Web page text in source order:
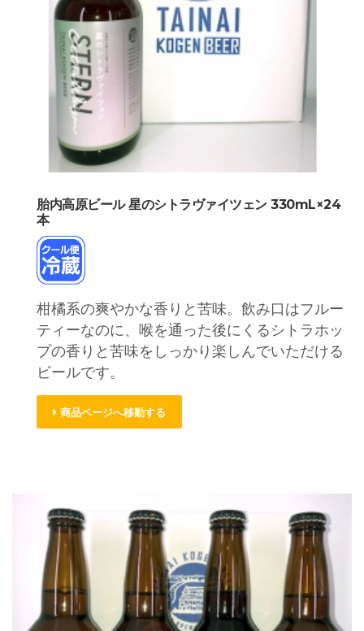
胎内高原ビール 星のシトラヴァイツェン 330mL×24
本
柑橘系の爽やかな香りと苦味。飲み口はフルー
ティーなのに、喉を通った後にくるシトラホッ
プの香りと苦味をしっかり楽しんでいただける
ビールです。
商品ページへ移動する